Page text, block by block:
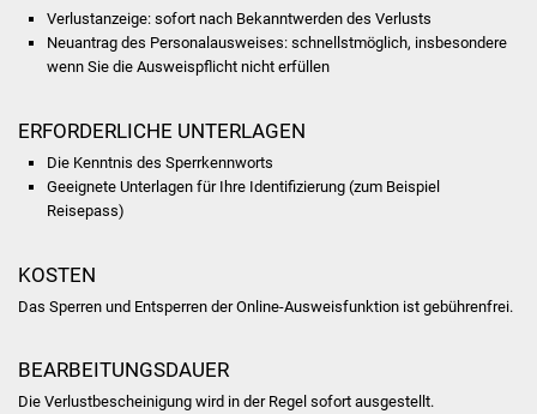
Stadtarchiv
Verlustanzeige: sofort nach Bekanntwerden des Verlusts
Neuantrag des Personalausweises: schnellstmöglich, insbesondere
wenn Sie die Ausweispflicht nicht erfüllen
ERFORDERLICHE UNTERLAGEN
Die Kenntnis des Sperrkennworts
Geeignete Unterlagen für Ihre Identifizierung (zum Beispiel
Reisepass)
KOSTEN
Das Sperren und Entsperren der Online-Ausweisfunktion ist gebührenfrei.
BEARBEITUNGSDAUER
Die Verlustbescheinigung wird in der Regel sofort ausgestellt.